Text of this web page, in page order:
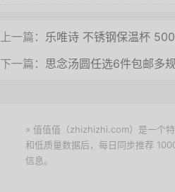
上一篇： 乐唯诗 不锈钢保温杯
下一篇： 思念汤圆任选6件包邮多
» 值值值（zhizhizhi.com）是一个
和低质量数据后，每日同步推荐
信息。